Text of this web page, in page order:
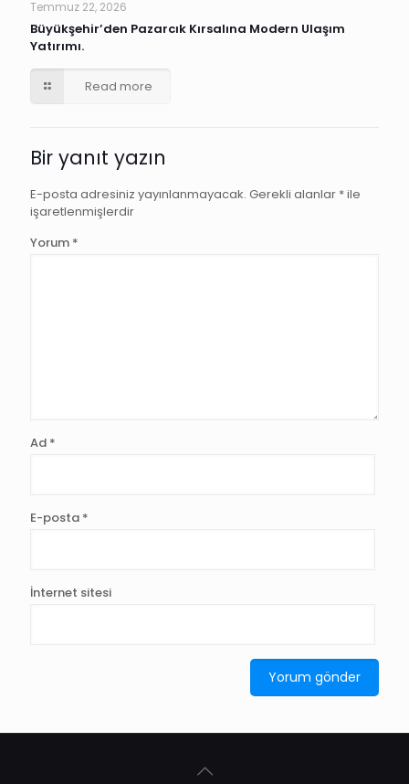
Temmuz 22, 2026
Büyükşehir’den Pazarcık Kırsalına Modern Ulaşım
Yatırımı.
Read more
Bir yanıt yazın
E-posta adresiniz yayınlanmayacak. Gerekli alanlar *ile
işaretlenmişlerdir
Yorum *
Ad *
E-posta *
İnternet sitesi